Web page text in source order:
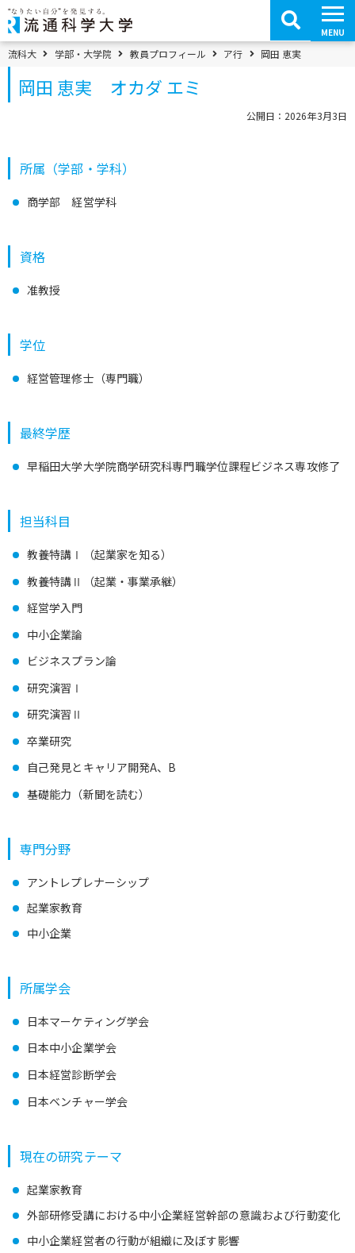
コ
ン
テ
ン
ツ
へ
移
MENU
パンくずメニュー
流科大 学部・大学院 教員プロフィール ア行 岡田 恵実
岡田 恵実 オカダ エミ
公開日：2026年3月3日
所属（学部・学科）
商学部 経営学科
資格
准教授
学位
経営管理修士（専門職）
最終学歴
早稲田大学大学院商学研究科専門職学位課程ビジネス専攻修了
担当科目
教養特講Ⅰ（起業家を知る）
教養特講Ⅱ（起業・事業承継）
経営学入門
中小企業論
ビジネスプラン論
研究演習Ⅰ
研究演習Ⅱ
卒業研究
自己発見とキャリア開発A、B
基礎能力（新聞を読む）
専門分野
アントレプレナーシップ
起業家教育
中小企業
所属学会
日本マーケティング学会
日本中小企業学会
日本経営診断学会
日本ベンチャー学会
現在の研究テーマ
起業家教育
外部研修受講における中小企業経営幹部の意識および行動変化
中小企業経営者の行動が組織に及ぼす影響